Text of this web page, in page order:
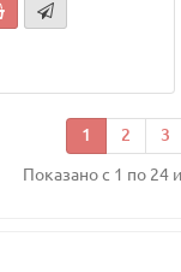
1 2 3
Показано с 1 по 24